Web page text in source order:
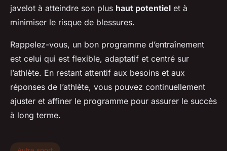
javelot à atteindre son plus haut potentiel et à
minimiser le risque de blessures.
Rappelez-vous, un bon programme d’entraînement
est celui qui est flexible, adaptatif et centré sur
l’athlète. En restant attentif aux besoins et aux
réponses de l’athlète, vous pouvez continuellement
ajuster et affiner le programme pour assurer le succès
à long terme.